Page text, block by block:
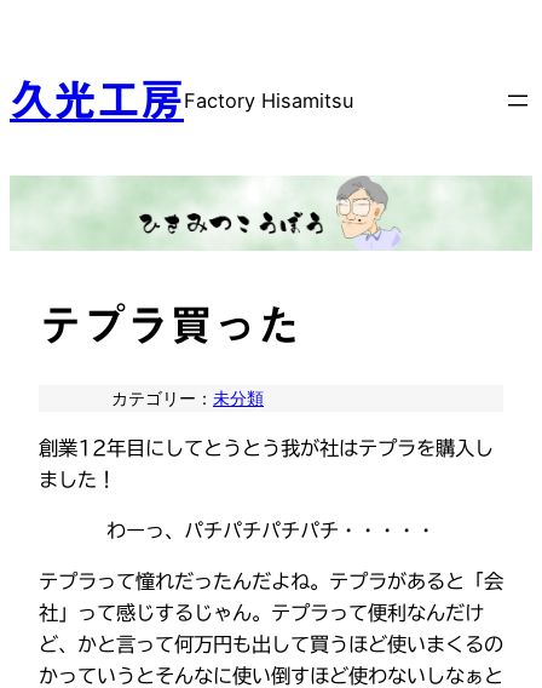
を
ス
ッ
久光工房Factory Hisamitsu
テプラ買った
カテゴリー： 未分類
創業12年目にしてとうとう我が社はテプラを購入し
ました！
わーっ、パチパチパチパチ・・・・・
テプラって憧れだったんだよね。テプラがあると「会
社」って感じするじゃん。テプラって便利なんだけ
ど、かと言って何万円も出して買うほど使いまくるの
かっていうとそんなに使い倒すほど使わないしなぁと